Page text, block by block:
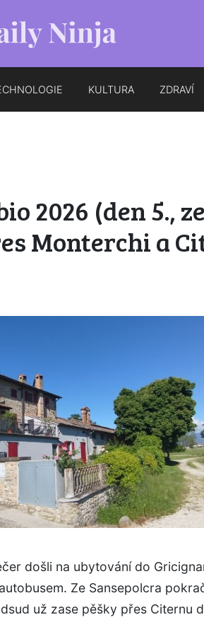
KULTURA ZDRAVÍ
2026 (den 5., ze
Monterchi a
došli na ubytování do
Ze Sansepolcra
už zase pěšky přes Citernu